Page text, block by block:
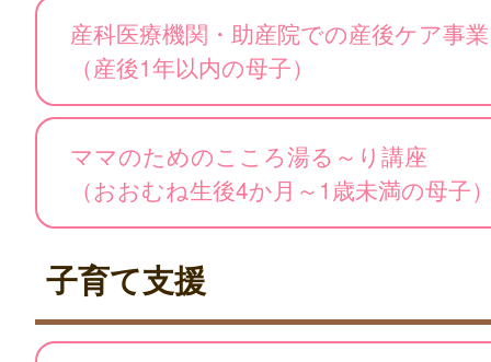
産科医療機関・助産院での産後ケア事業
（産後1年以内の母子）
ママのためのこころ湯る～り講座
（おおむね生後4か月～1歳未満の母子
子育て支援